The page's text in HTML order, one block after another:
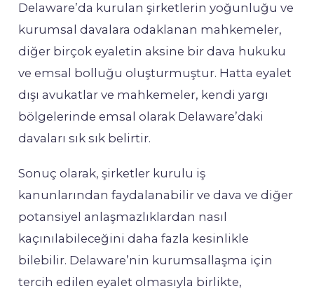
Delaware’da kurulan şirketlerin yoğunluğu ve
kurumsal davalara odaklanan mahkemeler,
diğer birçok eyaletin aksine bir dava hukuku
ve emsal bolluğu oluşturmuştur. Hatta eyalet
dışı avukatlar ve mahkemeler, kendi yargı
bölgelerinde emsal olarak Delaware’daki
davaları sık sık belirtir.
Sonuç olarak, şirketler kurulu iş
kanunlarından faydalanabilir ve dava ve diğer
potansiyel anlaşmazlıklardan nasıl
kaçınılabileceğini daha fazla kesinlikle
bilebilir. Delaware’nin kurumsallaşma için
tercih edilen eyalet olmasıyla birlikte,